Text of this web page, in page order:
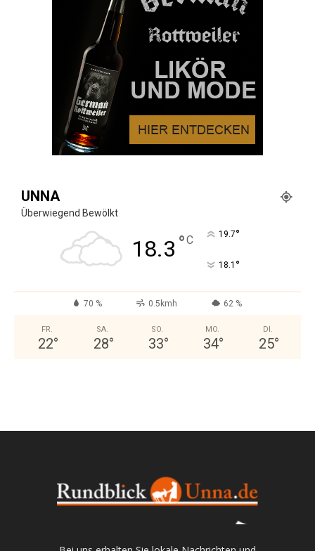
UNNA
Überwiegend Bewölkt
18.3 °C 19.7°
18.1 °
70 % 0.5kmh 62 %
FR.
22°
SA.
28°
SO.
33°
MO.
34°
DI.
25°